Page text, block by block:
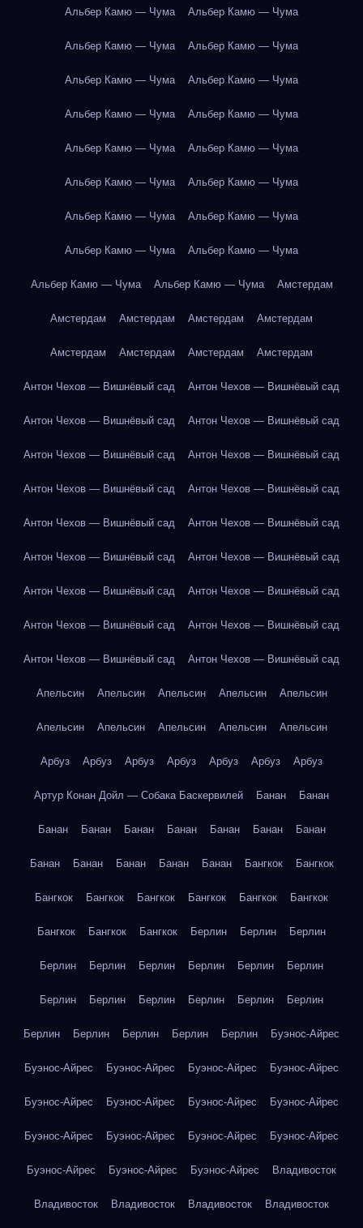
Альбер Камю — Чума Альбер Камю — Чума
Альбер Камю — Чума Альбер Камю — Чума
Альбер Камю — Чума Альбер Камю — Чума
Альбер Камю — Чума Альбер Камю — Чума
Альбер Камю — Чума Альбер Камю — Чума
Альбер Камю — Чума Альбер Камю — Чума
Альбер Камю — Чума Альбер Камю — Чума
Альбер Камю — Чума Альбер Камю — Чума
Альбер Камю — Чума Альбер Камю — Чума Амстердам
Амстердам Амстердам Амстердам Амстердам
Амстердам Амстердам Амстердам Амстердам
Антон Чехов — Вишнёвый сад Антон Чехов — Вишнёвый сад
Антон Чехов — Вишнёвый сад Антон Чехов — Вишнёвый сад
Антон Чехов — Вишнёвый сад Антон Чехов — Вишнёвый сад
Антон Чехов — Вишнёвый сад Антон Чехов — Вишнёвый сад
Антон Чехов — Вишнёвый сад Антон Чехов — Вишнёвый сад
Антон Чехов — Вишнёвый сад Антон Чехов — Вишнёвый сад
Антон Чехов — Вишнёвый сад Антон Чехов — Вишнёвый сад
Антон Чехов — Вишнёвый сад Антон Чехов — Вишнёвый сад
Антон Чехов — Вишнёвый сад Антон Чехов — Вишнёвый сад
Апельсин Апельсин Апельсин Апельсин Апельсин
Апельсин Апельсин Апельсин Апельсин Апельсин
Арбуз Арбуз Арбуз Арбуз Арбуз Арбуз Арбуз
Артур Конан Дойл — Собака Баскервилей Банан Банан
Банан Банан Банан Банан Банан Банан Банан
Банан Банан Банан Банан Банан Бангкок Бангкок
Бангкок Бангкок Бангкок Бангкок Бангкок Бангкок
Бангкок Бангкок Бангкок Берлин Берлин Берлин
Берлин Берлин Берлин Берлин Берлин Берлин
Берлин Берлин Берлин Берлин Берлин Берлин
Берлин Берлин Берлин Берлин Берлин Буэнос-Айрес
Буэнос-Айрес Буэнос-Айрес Буэнос-Айрес Буэнос-Айрес
Буэнос-Айрес Буэнос-Айрес Буэнос-Айрес Буэнос-Айрес
Буэнос-Айрес Буэнос-Айрес Буэнос-Айрес Буэнос-Айрес
Буэнос-Айрес Буэнос-Айрес Буэнос-Айрес Владивосток
Владивосток Владивосток Владивосток Владивосток